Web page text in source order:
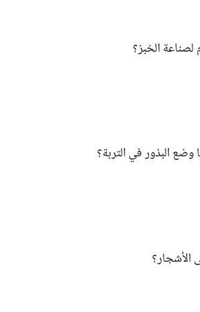
الخبز؟
وضع البذور في التربة؟
الأشجار؟